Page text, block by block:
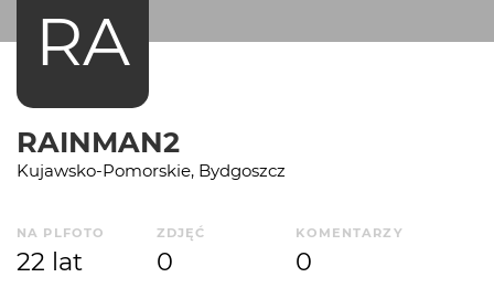
RA
RAINMAN2
Kujawsko-Pomorskie, Bydgoszcz
NA PLFOTO
22 lat
ZDJĘĆ
0
KOMENTARZY
0